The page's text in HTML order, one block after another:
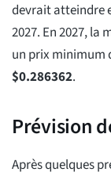
devrait atteindre
2027. En 2027, la
un prix minimum
$0.286362.
Prévision
Après quelques